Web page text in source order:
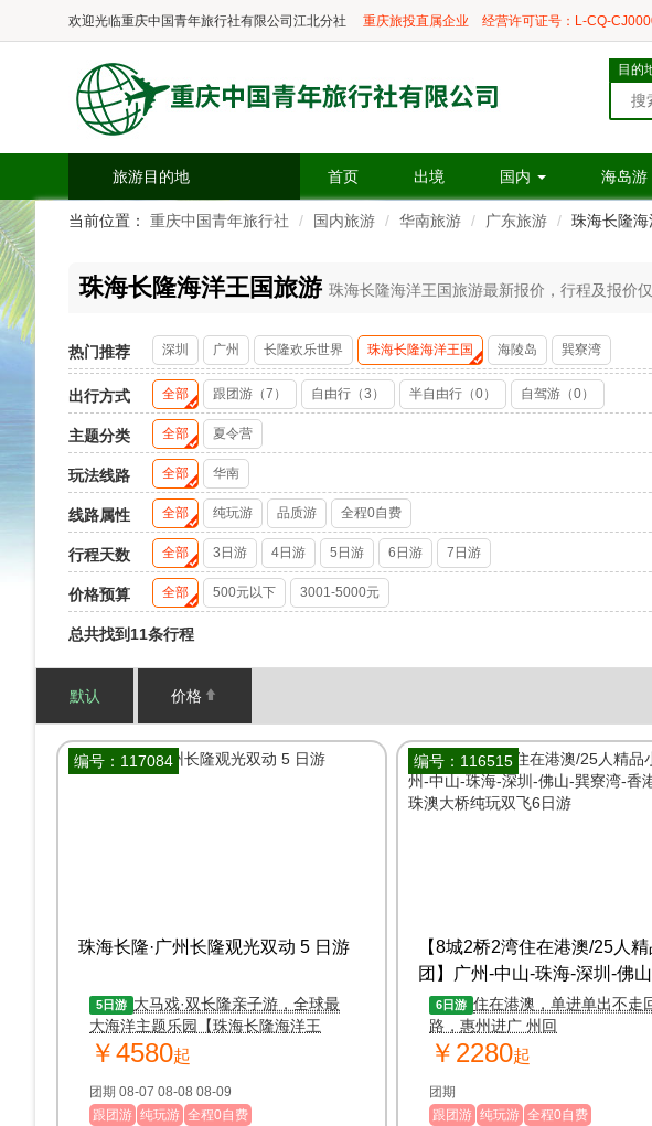
欢迎光临重庆中国青年旅行社有限公司江北分社 重庆旅投直属企业 经营许可证号：L-CQ-
目的
旅游目的地 首页 出境 国内 海岛游
当前位置： 重庆中国青年旅行社 国内旅游 华南旅游 广东旅游 珠海长隆
珠海长隆海洋王国旅游 珠海长隆海洋王国旅游最新报价，行程及报价
热门推荐 深圳 广州 长隆欢乐世界 珠海长隆海洋王国 海陵岛 巽寮湾
出行方式 全部 跟团游（7） 自由行（3） 半自由行（0） 自驾游（0）
主题分类 全部 夏令营
玩法线路 全部 华南
线路属性 全部 纯玩游 品质游 全程0自费
行程天数 全部 3日游 4日游 5日游 6日游 7日游
价格预算 全部 500元以下 3001-5000元
总共找到11条行程
默认 价格
编号：117084
珠海长隆·广州长隆观光双动 5 日游
5日游 大马戏·双长隆亲子游，全球最
大海洋主题乐园【珠海长隆海洋王
国】，畅玩园内八大主题区域！
￥4580起
团期 08-07 08-08 08-09
跟团游 纯玩游 全程0自费
编号：116515
【8城2桥2湾住在港澳/25人
团】广州-中山-珠海-深圳-佛
湾-香港-澳门-港珠澳大桥纯玩
日游
6日游 住在港澳，单进单出不走
路，惠州进广 州回
￥2280起
团期
跟团游 纯玩游 全程0自费